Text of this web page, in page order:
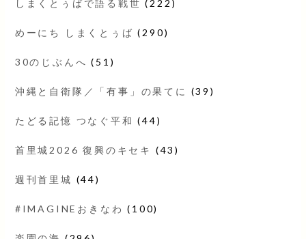
しまくとぅばで語る戦世 (222)
めーにち しまくとぅば (290)
30のじぶんへ (51)
沖縄と自衛隊／「有事」の果てに (39)
たどる記憶 つなぐ平和 (44)
首里城2026 復興のキセキ (43)
週刊首里城 (44)
#IMAGINEおきなわ (100)